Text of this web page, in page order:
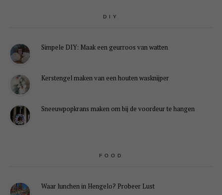
DIY
Simpele DIY: Maak een geurroos van watten
Kerstengel maken van een houten wasknijper
Sneeuwpopkrans maken om bij de voordeur te hangen
FOOD
Waar lunchen in Hengelo? Probeer Lust